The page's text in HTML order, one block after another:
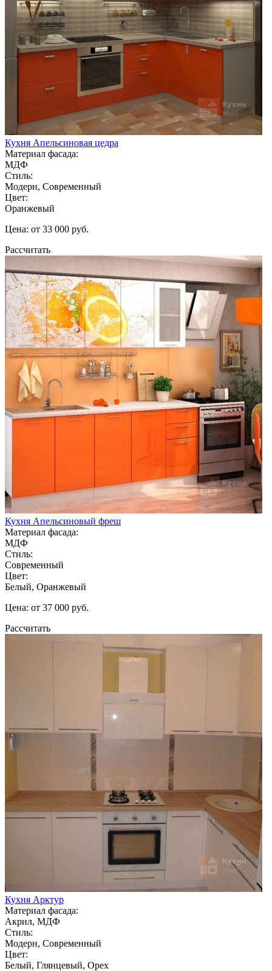
Кухня Апельсиновая цедра
Материал фасада:
МДФ
Стиль:
Модерн, Современный
Цвет:
Оранжевый
Цена: от 33 000 руб.
Рассчитать
Кухня Апельсиновый фреш
Материал фасада:
МДФ
Стиль:
Современный
Цвет:
Белый, Оранжевый
Цена: от 37 000 руб.
Рассчитать
Кухня Арктур
Материал фасада:
Акрил, МДФ
Стиль:
Модерн, Современный
Цвет:
Белый, Глянцевый, Орех